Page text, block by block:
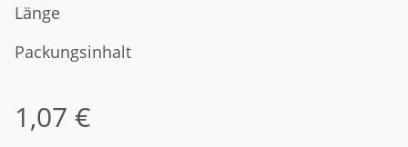
Länge
Packungsinhalt
1,07 €